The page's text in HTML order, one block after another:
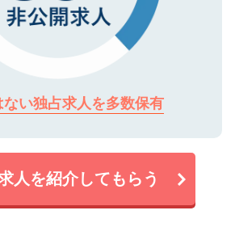
ない独占求人を多数保有
人を紹介してもらう